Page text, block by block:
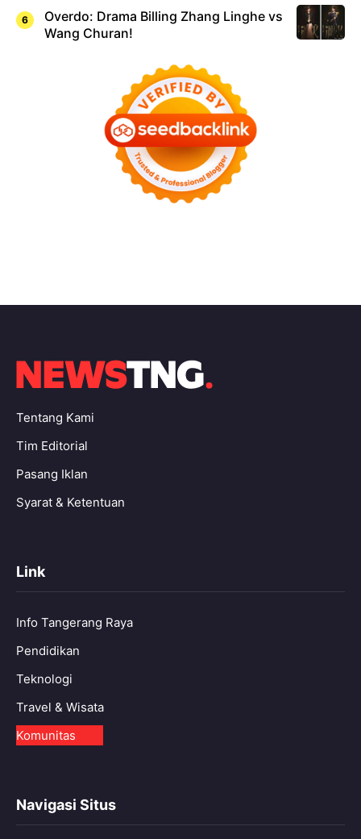
Overdo: Drama Billing Zhang Linghe vs
Wang Churan!
Tentang Kami
Tim Editorial
Pasang Iklan
Syarat & Ketentuan
Link
Info Tangerang Raya
Pendidikan
Teknologi
Travel & Wisata
Komunitas
Navigasi Situs